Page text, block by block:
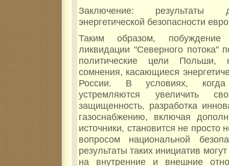
Заключение: результаты
энергетической безопасности
Таким образом,
ликвидации "Северного потока"
политические цели Польши,
сомнения, касающиеся
России. В условиях,
устремляются увеличить
защищенность, разработка
газоснабжению, включая
источники, становится не просто
вопросом национальной
результаты таких инициатив
на внутренние и внешние